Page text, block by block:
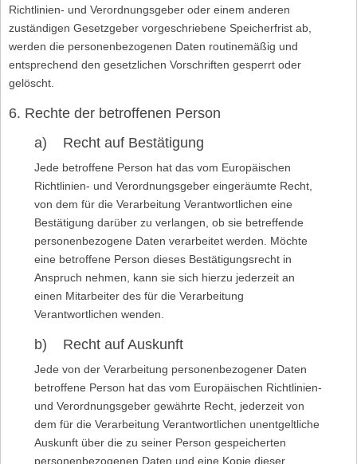
Richtlinien- und Verordnungsgeber oder einem anderen
zuständigen Gesetzgeber vorgeschriebene Speicherfrist ab,
werden die personenbezogenen Daten routinemäßig und
entsprechend den gesetzlichen Vorschriften gesperrt oder
gelöscht.
6. Rechte der betroffenen Person
a) Recht auf Bestätigung
Jede betroffene Person hat das vom Europäischen
Richtlinien- und Verordnungsgeber eingeräumte Recht,
von dem für die Verarbeitung Verantwortlichen eine
Bestätigung darüber zu verlangen, ob sie betreffende
personenbezogene Daten verarbeitet werden. Möchte
eine betroffene Person dieses Bestätigungsrecht in
Anspruch nehmen, kann sie sich hierzu jederzeit an
einen Mitarbeiter des für die Verarbeitung
Verantwortlichen wenden.
b) Recht auf Auskunft
Jede von der Verarbeitung personenbezogener Daten
betroffene Person hat das vom Europäischen Richtlinien-
und Verordnungsgeber gewährte Recht, jederzeit von
dem für die Verarbeitung Verantwortlichen unentgeltliche
Auskunft über die zu seiner Person gespeicherten
personenbezogenen Daten und eine Kopie dieser